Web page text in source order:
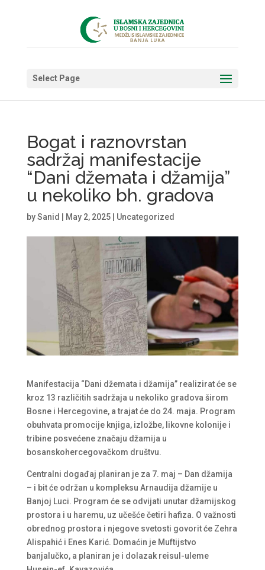
Select Page
Bogat i raznovrstan
sadržaj manifestacije
“Dani džemata i džamija”
u nekoliko bh. gradova
bySanid May 2, 2025| Uncategorized
Manifestacija “Dani džemata i džamija” realizirat će se
kroz 13 različitih sadržaja u nekoliko gradova širom
Bosne i Hercegovine, a trajat će do 24. maja. Program
obuhvata promocije knjiga, izložbe, likovne kolonije i
tribine posvećene značaju džamija u
bosanskohercegovačkom društvu.
Centralni događaj planiran je za 7. maj – Dan džamija
– i bit će održan u kompleksu Arnaudija džamije u
Banjoj Luci. Program će se odvijati unutar džamijskog
prostora i u haremu, uz učešće četiri hafiza. O važnosti
obrednog prostora i njegove svetosti govorit će Zehra
Alispahić i Enes Karić. Domaćin je Muftijstvo
banjalučko, a planiran je i dolazak reisul-uleme